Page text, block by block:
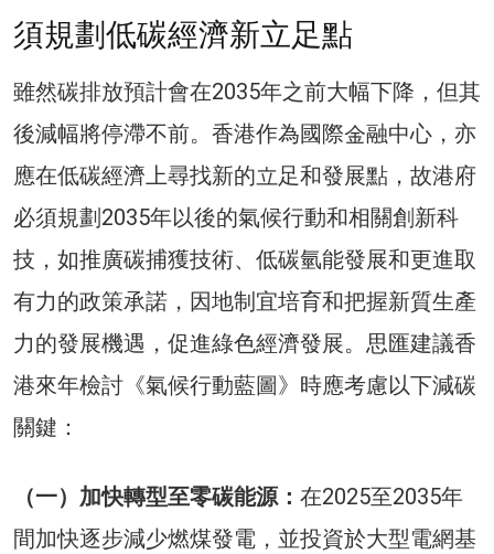
須規劃低碳經濟新立足點
雖然碳排放預計會在2035年之前大幅下降，但其
後減幅將停滯不前。香港作為國際金融中心，亦
應在低碳經濟上尋找新的立足和發展點，故港府
必須規劃2035年以後的氣候行動和相關創新科
技，如推廣碳捕獲技術、低碳氫能發展和更進取
有力的政策承諾，因地制宜培育和把握新質生產
力的發展機遇，促進綠色經濟發展。思匯建議香
港來年檢討《氣候行動藍圖》時應考慮以下減碳
關鍵：
（一）加快轉型至零碳能源： 在2025至2035年
間加快逐步減少燃煤發電，並投資於大型電網基